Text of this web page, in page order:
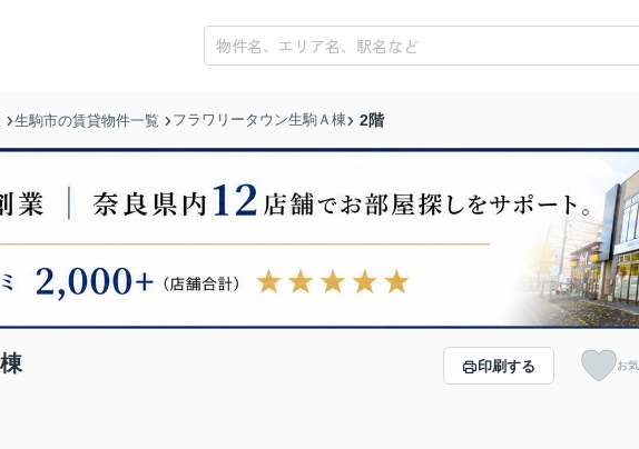
生駒市の賃貸物件一覧 フラワリータウン生駒Ａ棟 2階
印刷する お